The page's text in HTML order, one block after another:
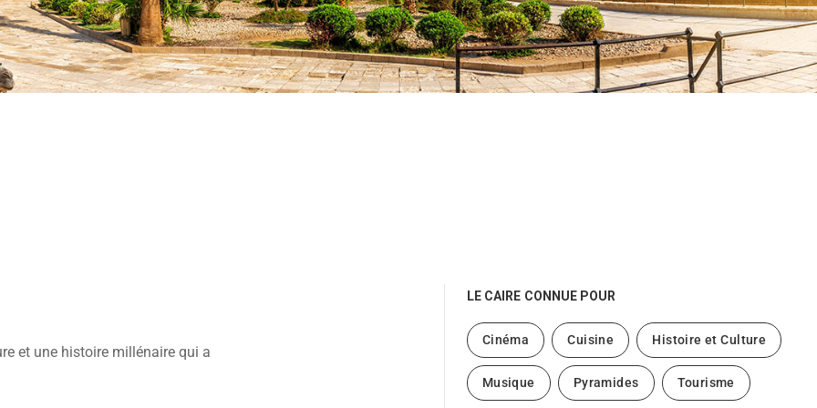
et une histoire millénaire qui a
LE CAIRE CONNUE POUR
Cinéma Cuisine Histoire et Culture
Musique Pyramides Tourisme